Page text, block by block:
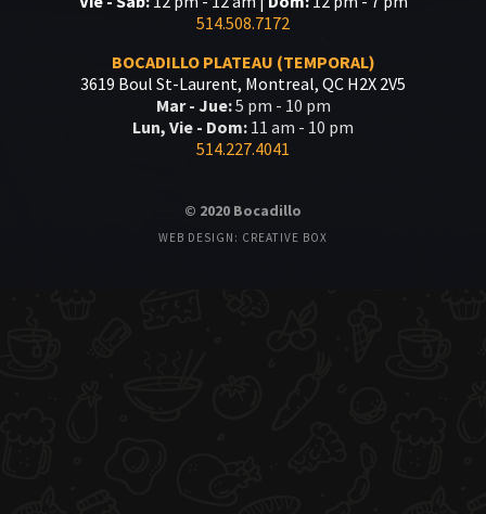
514.508.7172
BOCADILLO PLATEAU (TEMPORAL)
3619 Boul St-Laurent, Montreal, QC H2X 2V5
Mar - Jue:5 pm - 10 pm
Lun, Vie - Dom: 11 am - 10 pm
514.227.4041
© 2020 Bocadillo
WEB DESIGN: CREATIVE BOX